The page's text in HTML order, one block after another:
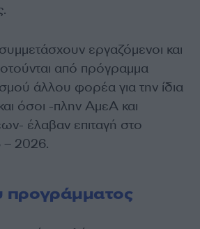
εργαζόμενοι και
από πρόγραμμα
άλλου φορέα για την ίδια
όσοι -πλην ΑμεΑ και
έλαβαν επιταγή στο
2026.
προγράμματος